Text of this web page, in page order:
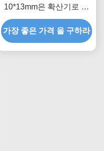
10*13mm은 확산기로 스
트립 채널을 주도했습니다
가장 좋은 가격 을 구하라